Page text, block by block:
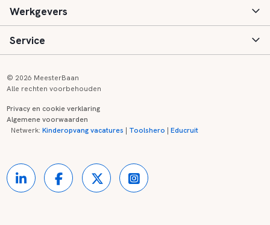
Speciaal (basis) onderwijs
Voortgezet onderwijs
Kinderopvang
Aanmelden
Vacatures
Zij-instroom informatie
Onderwijsregio's
Werkgevers
Inloggen
Registreren
Contact
Service
Onderwijs links
Partners
© 2026 MeesterBaan
Alle rechten voorbehouden
Privacy en cookie verklaring
Algemene voorwaarden
Netwerk:Kinderopvang vacatures | Toolshero |Educruit